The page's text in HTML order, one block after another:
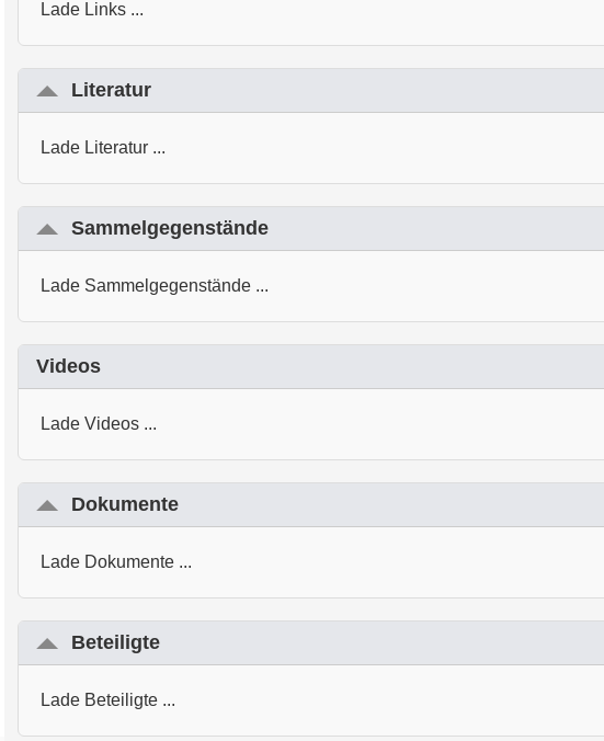
Lade Links ...
Literatur
Lade Literatur ...
Sammelgegenstände
Lade Sammelgegenstände ...
Videos
Lade Videos ...
Dokumente
Lade Dokumente ...
Beteiligte
Lade Beteiligte ...